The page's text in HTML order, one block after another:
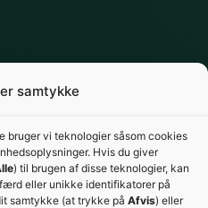
samtykke
bruger vi teknologier såsom cookies
Hvis du giver
) til brugen af disse teknologier, kan
eller unikke identifikatorer på
samtykke (at trykke på Afvis) eller